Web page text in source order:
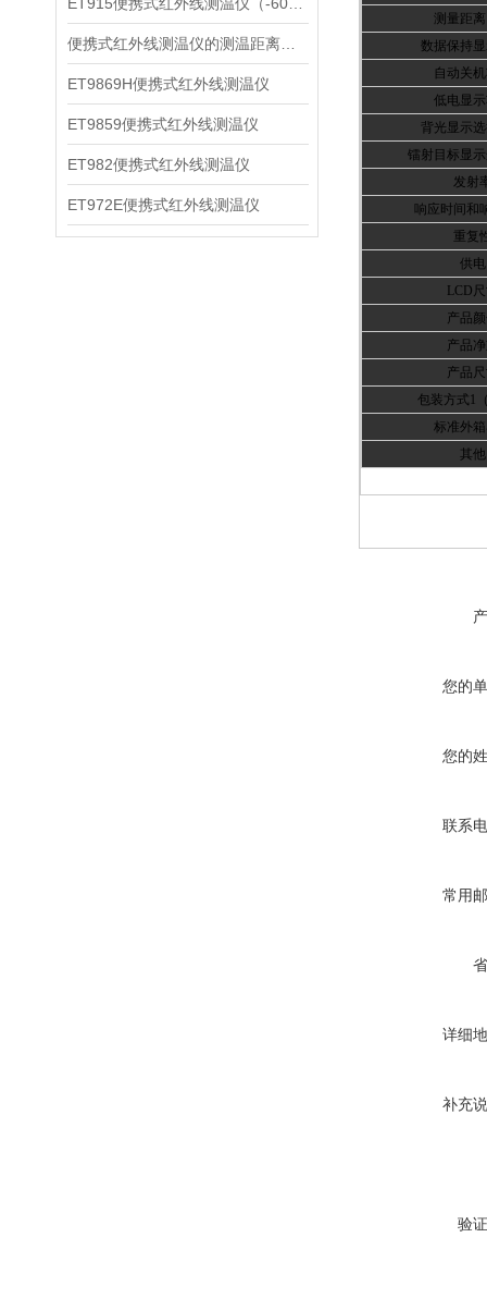
ET9869H便携式红外线测温仪
ET9859便携式红外线测温仪
ET982便携式红外线测温仪
ET972E便携式红外线测温仪
测量距
数据保持
自动关
低电显
背光显示
镭射目标显
发射
响应时间和
重复
供电
LCD
产品
产品
产品
包装方式1
标准外
其他
您的
您的
联系
常用
详细
补充
验